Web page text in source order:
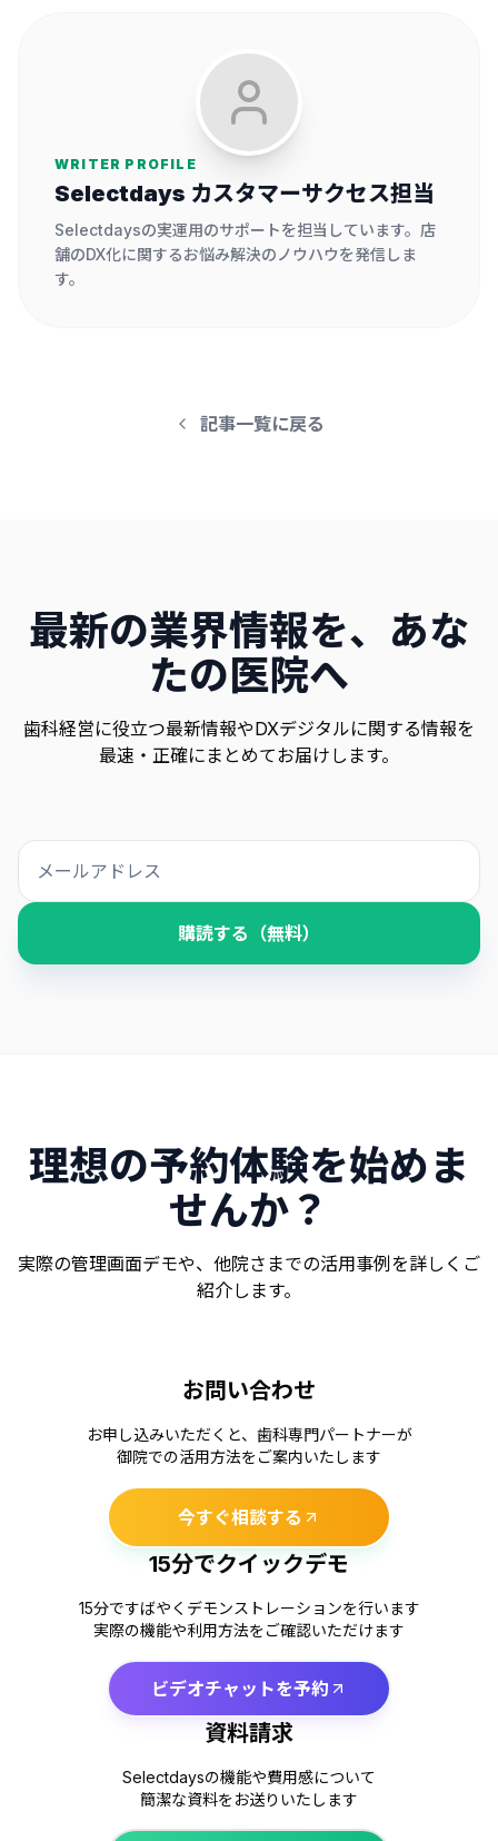
WRITER PROFILE
Selectdays カスタマーサクセス担当
Selectdaysの実運用のサポートを担当しています。店
舗のDX化に関するお悩み解決のノウハウを発信しま
す。
記事一覧に戻る
最新の業界情報を、あな
たの医院へ
歯科経営に役立つ最新情報やDXデジタルに関する情報を
最速・正確にまとめてお届けします。
購読する（無料）
理想の予約体験を始めま
せんか？
実際の管理画面デモや、他院さまでの活用事例を詳しくご
紹介します。
お問い合わせ
お申し込みいただくと、歯科専門パートナーが
御院での活用方法をご案内いたします
今すぐ相談する
15分でクイックデモ
15分ですばやくデモンストレーションを行います
実際の機能や利用方法をご確認いただけます
ビデオチャットを予約
資料請求
Selectdaysの機能や費用感について
簡潔な資料をお送りいたします